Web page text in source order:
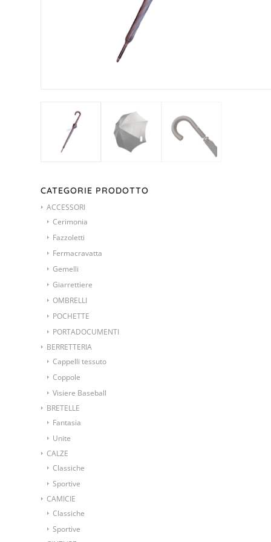
CATEGORIE PRODOTTO
ACCESSORI
Cerimonia
Fazzoletti
Fermacravatta
Gemelli
Giarrettiere
OMBRELLI
POCHETTE
PORTADOCUMENTI
BERRETTERIA
Cappelli tessuto
Coppole
Visiere Baseball
BRETELLE
Fantasia
Unite
CALZE
Classiche
Sportive
CAMICIE
Classiche
Sportive